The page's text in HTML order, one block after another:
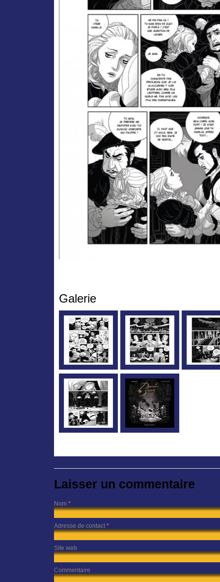
Galerie
Laisser un commentaire
Nom *
Adresse de contact *
Site web
Commentaire